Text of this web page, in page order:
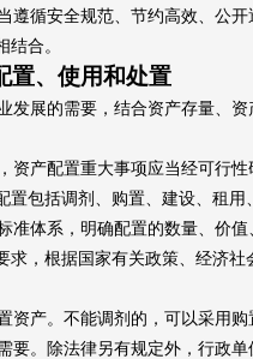
遵循安全规范、节约高效、公
合。
置、使用和处置
发展的需要，结合资产存量、
资产配置重大事项应当经可行
包括调剂、购置、建设、租用
准体系，明确配置的数量、价
，根据国家有关政策、经济社
产。不能调剂的，可以采用购
要。除法律另有规定外，行政